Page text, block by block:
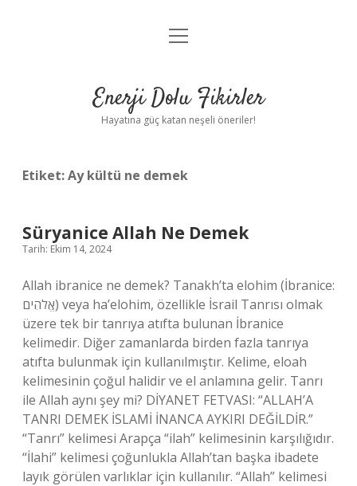
Anasayfa
Yasal Uyarı
menüyü
Enerji Dolu Fikirler
Hayatına güç katan neşeli öneriler!
Etiket:Ay kültü ne demek
Süryanice Allah Ne Demek
Tarih: Ekim 14, 2024
Allah ibranice ne demek? Tanakh’ta elohim (İbranice:
אֱלֹהִים‎) veya ha’elohim, özellikle İsrail Tanrısı olmak
üzere tek bir tanrıya atıfta bulunan İbranice
kelimedir. Diğer zamanlarda birden fazla tanrıya
atıfta bulunmak için kullanılmıştır. Kelime, eloah
kelimesinin çoğul halidir ve el anlamına gelir. Tanrı
ile Allah aynı şey mi? DİYANET FETVASI: “ALLAH’A
TANRI DEMEK İSLAMİ İNANCA AYKIRI DEĞİLDİR.”
“Tanrı” kelimesi Arapça “ilah” kelimesinin karşılığıdır.
“İlahi” kelimesi çoğunlukla Allah’tan başka ibadete
layık görülen varlıklar için kullanılır. “Allah” kelimesi